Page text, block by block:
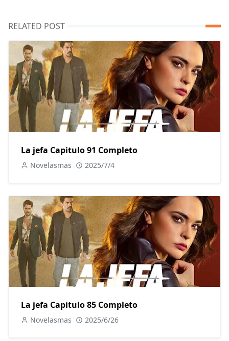
RELATED POST
La jefa Capitulo 91 Completo
Novelasmas 2025/7/4
La jefa Capitulo 85 Completo
Novelasmas 2025/6/26